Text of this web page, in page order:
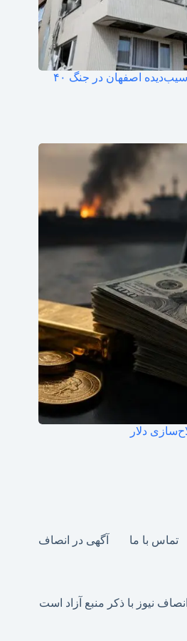
آخرین وضعیت تعمیر منازل آسیب‌دیده اصفهان در جنگ ۴۰
دلار
تماس با ما
آگهی در انصاف
نیوز با ذکر منبع آزاد است